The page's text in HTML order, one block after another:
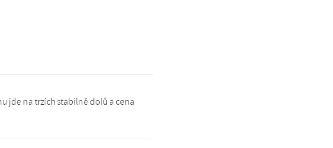
jde na trzích stabilně dolů a cena